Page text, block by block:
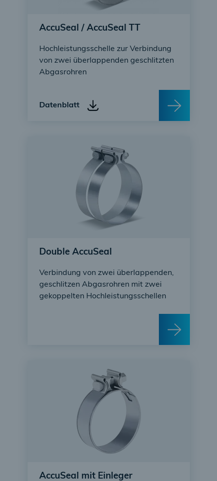
AccuSeal / AccuSeal TT
Hochleistungsschelle zur Verbindung
von zwei überlappenden geschlitzten
Abgasrohren
Datenblatt
Double AccuSeal
Verbindung von zwei überlappenden,
geschlitzen Abgasrohren mit zwei
gekoppelten Hochleistungsschellen
AccuSeal mit Einleger